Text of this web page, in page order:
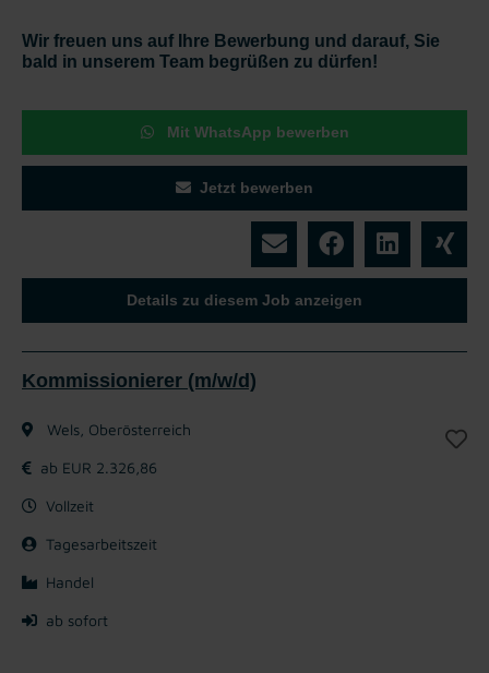
Wir freuen uns auf Ihre Bewerbung und darauf, Sie
bald in unserem Team begrüßen zu dürfen!
Mit WhatsApp bewerben
Jetzt bewerben
Details zu diesem Job anzeigen
Kommissionierer (m/w/d)
Wels, Oberösterreich
ab EUR 2.326,86
Vollzeit
Tagesarbeitszeit
Handel
ab sofort